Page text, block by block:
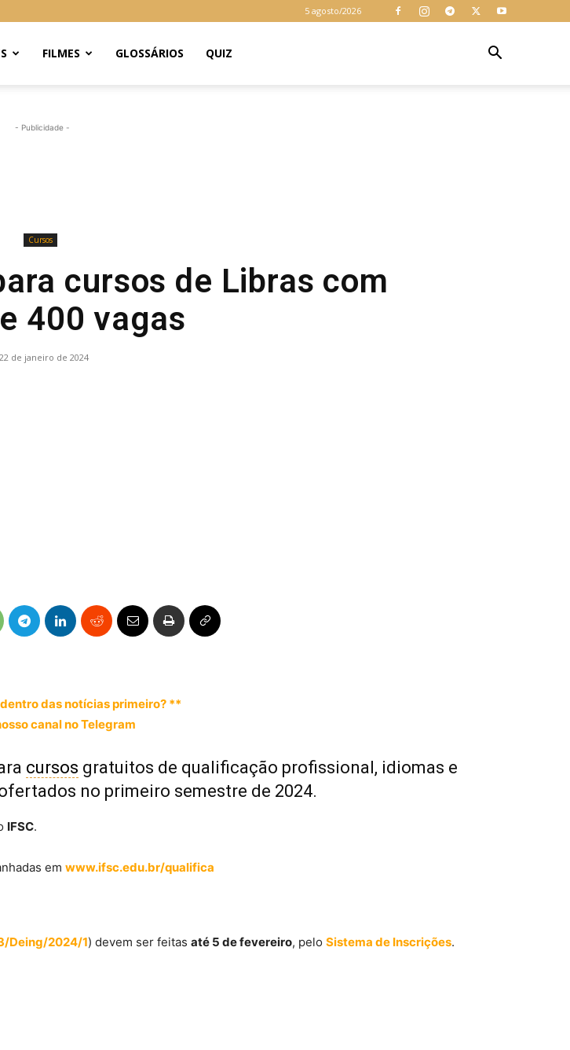
5 agosto/2026
FILMES GLOSSÁRIOS QUIZ
- Publicidade -
Cursos
cursos de Libras com
400 vagas
22 de janeiro de 2024
das notícias primeiro? **
canal no Telegram
cursos gratuitos de qualificação profissional, idiomas e
no primeiro semestre de 2024.
IFSC.
em www.ifsc.edu.br/qualifica
Deing/2024/1) devem ser feitas até 5 de fevereiro, pelo Sistema de Inscrições.